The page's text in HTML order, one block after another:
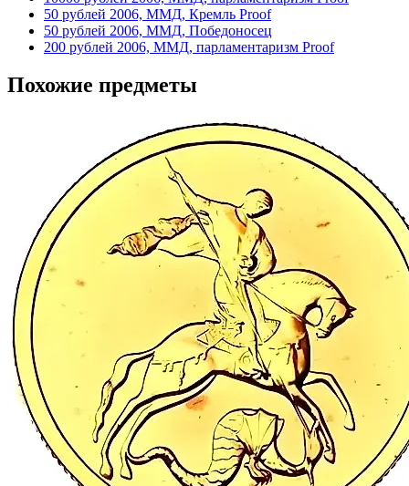
50 рублей 2006, ММД, Кремль Proof
50 рублей 2006, ММД, Победоносец
200 рублей 2006, ММД, парламентаризм Proof
Похожие предметы